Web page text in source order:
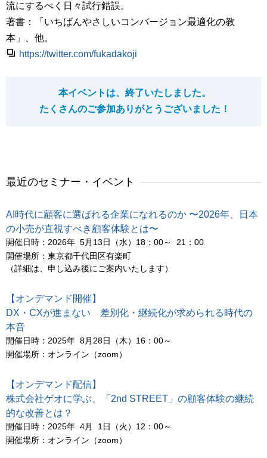
流にするべく日々試行錯誤。
著書：「いちばんやさしいコンバージョン最適化の教
本」、他。
https://twitter.com/fukadakoji
本イベントは、終了いたしました。
たくさんのご参加ありがとうございました！
最近のセミナー・イベント
AI時代に顧客に選ばれる企業になれるのか 〜2026年、日本
の小売が直視すべき顧客体験とは〜
開催日時：2026年 5月13日（水）18：00～ 21：00
開催場所：東京都千代田区有楽町
（詳細は、申し込み後にご案内いたします）
【オンデマンド開催】
DX・CXが進まない 差別化・継続化が求められる時代の
本音
開催日時：2025年 8月28日（木）16：00～
開催場所：オンライン（zoom）
【オンデマンド配信】
株式会社ゲオに学ぶ、「2nd STREET」の顧客体験の継続
的な改善とは？
開催日時：2025年 4月 1日（火）12：00～
開催場所：オンライン（zoom）